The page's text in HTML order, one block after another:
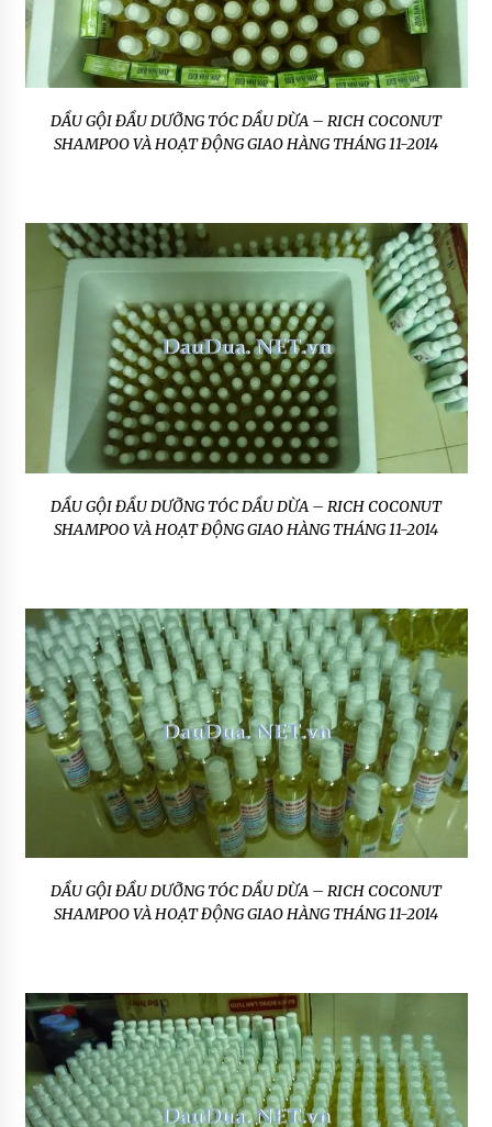
DẦU GỘI ĐẦU DƯỠNG TÓC DẦU DỪA – RICH COCONUT
SHAMPOO VÀ HOẠT ĐỘNG GIAO HÀNG THÁNG 11-2014
DẦU GỘI ĐẦU DƯỠNG TÓC DẦU DỪA – RICH COCONUT
SHAMPOO VÀ HOẠT ĐỘNG GIAO HÀNG THÁNG 11-2014
DẦU GỘI ĐẦU DƯỠNG TÓC DẦU DỪA – RICH COCONUT
SHAMPOO VÀ HOẠT ĐỘNG GIAO HÀNG THÁNG 11-2014